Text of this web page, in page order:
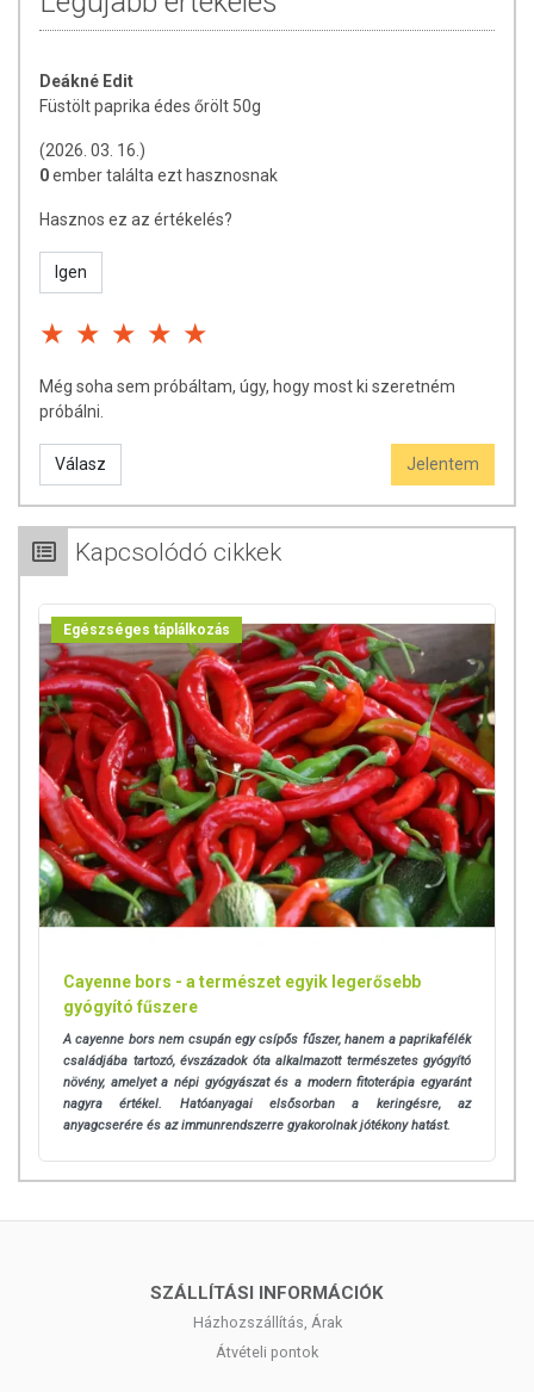
Deákné Edit
Füstölt paprika édes őrölt 50g
(2026. 03. 16.)
0ember találta ezt hasznosnak
Hasznos ez az értékelés?
Igen
Még soha sem próbáltam, úgy, hogy most ki szeretném
próbálni.
Válasz Jelentem
Kapcsolódó cikkek
Egészséges táplálkozás
Cayenne bors - a természet egyik legerősebb
gyógyító fűszere
A cayenne bors nem csupán egy csípős fűszer, hanem a paprikafélék
családjába tartozó, évszázadok óta alkalmazott természetes gyógyító
növény, amelyet a népi gyógyászat és a modern fitoterápia egyaránt
nagyra értékel. Hatóanyagai elsősorban a keringésre, az
anyagcserére és az immunrendszerre gyakorolnak jótékony hatást.
SZÁLLÍTÁSI INFORMÁCIÓK
Házhozszállítás, Árak
Átvételi pontok